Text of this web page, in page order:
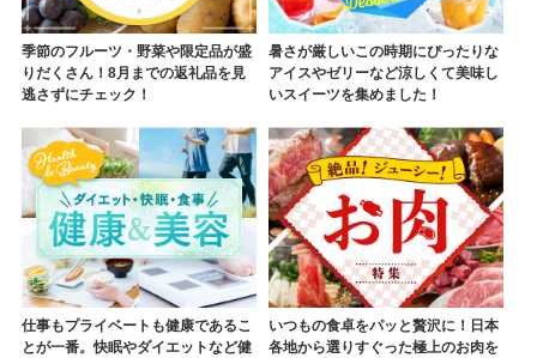
季節のフルーツ・野菜や限定品が盛
りだくさん！8月までの返礼品を見
逃さずにチェック！
暑さが厳しいこの時期にぴったりな
アイスやゼリーなど涼しくて美味し
いスイーツを集めました！
仕事もプライベートも健康であるこ
とが一番。快眠やダイエットなど健
いつもの食卓をパッと贅沢に！日本
各地から選りすぐった極上のお肉を